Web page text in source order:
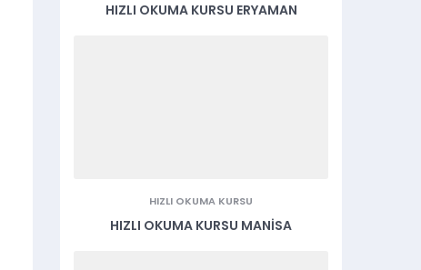
HIZLI OKUMA KURSU ERYAMAN
HIZLI OKUMA KURSU
HIZLI OKUMA KURSU MANISA